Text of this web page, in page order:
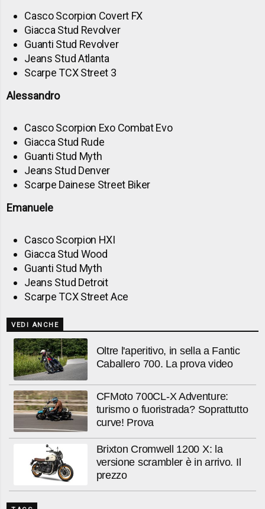
Casco Scorpion Covert FX
Giacca Stud Revolver
Guanti Stud Revolver
Jeans Stud Atlanta
Scarpe TCX Street 3
Alessandro
Casco Scorpion Exo Combat Evo
Giacca Stud Rude
Guanti Stud Myth
Jeans Stud Denver
Scarpe Dainese Street Biker
Emanuele
Casco Scorpion HXI
Giacca Stud Wood
Guanti Stud Myth
Jeans Stud Detroit
Scarpe TCX Street Ace
VEDI ANCHE
Oltre l'aperitivo, in sella a Fantic
Caballero 700. La prova video
CFMoto 700CL-X Adventure:
turismo o fuoristrada? Soprattutto
curve! Prova
Brixton Cromwell 1200 X: la
versione scrambler è in arrivo. Il
prezzo